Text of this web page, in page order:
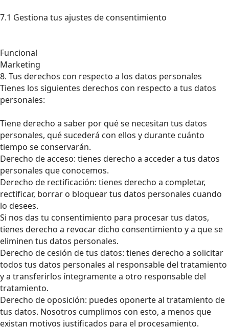
7.1 Gestiona tus ajustes de consentimiento
Funcional
Marketing
8. Tus derechos con respecto a los datos personales
Tienes los siguientes derechos con respecto a tus datos
personales:
Tiene derecho a saber por qué se necesitan tus datos
personales, qué sucederá con ellos y durante cuánto
tiempo se conservarán.
Derecho de acceso: tienes derecho a acceder a tus datos
personales que conocemos.
Derecho de rectificación: tienes derecho a completar,
rectificar, borrar o bloquear tus datos personales cuando
lo desees.
Si nos das tu consentimiento para procesar tus datos,
tienes derecho a revocar dicho consentimiento y a que se
eliminen tus datos personales.
Derecho de cesión de tus datos: tienes derecho a solicitar
todos tus datos personales al responsable del tratamiento
y a transferirlos íntegramente a otro responsable del
tratamiento.
Derecho de oposición: puedes oponerte al tratamiento de
tus datos. Nosotros cumplimos con esto, a menos que
existan motivos justificados para el procesamiento.